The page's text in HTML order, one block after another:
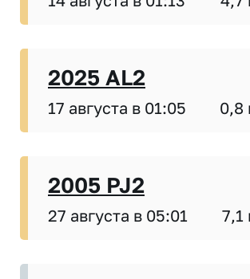
2025 AL2
17 августа в 01:05 0,8
2005 PJ2
27 августа в 05:01 7,1